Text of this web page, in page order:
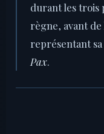
durant les trois
règne, avant
représentant
Pax.